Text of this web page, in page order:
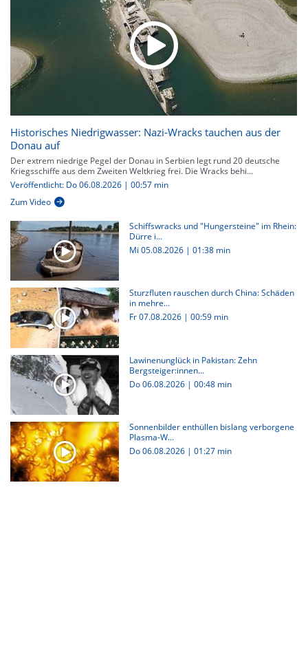
Historisches Niedrigwasser: Nazi-Wracks tauchen aus der
Donau auf
Der extrem niedrige Pegel der Donau in Serbien legt rund 20 deutsche
Kriegsschiffe aus dem Zweiten Weltkrieg frei. Die Wracks behi...
Veröffentlicht: Do 06.08.2026 | 00:57 min
Zum Video
Schiffswracks und "Hungersteine" im Rhein:
Dürre i...
Mi 05.08.2026 | 01:38 min
Sturzfluten rauschen durch China: Schäden
in mehre...
Fr 07.08.2026 | 00:59 min
Lawinenunglück in Pakistan: Zehn
Bergsteiger:innen...
Do 06.08.2026 | 00:48 min
Sonnenbilder enthüllen bislang verborgene
Plasma-W...
Do 06.08.2026 | 01:27 min